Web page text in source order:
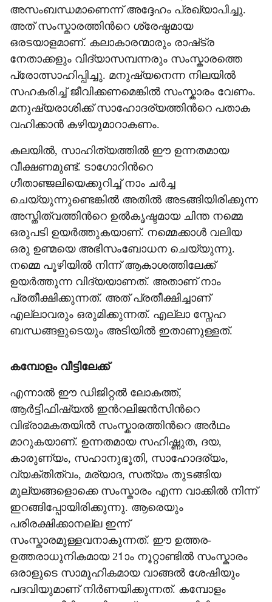
അസംബന്ധമാണെന്ന് അദ്ദേഹം പ്രഖ്യാപിച്ചു.
അത് സംസ്കാരത്തിന്‍റെ ശ്രേഷ്ഠമായ
ഒരടയാളമാണ്. കലാകാരന്മാരും രാഷ്‌ട്ര
നേതാക്കളും വിദ്യാസമ്പന്നരും സംസ്കാരത്തെ
പ്രോത്സാഹിപ്പിച്ചു. മനുഷ്യനെന്ന നിലയിൽ
സഹകരിച്ച് ജീവിക്കണമെങ്കിൽ സംസ്കാരം വേണം.
മനുഷ്യരാശിക്ക് സാഹോദര്യത്തിന്‍റെ പതാക
വഹിക്കാൻ കഴിയുമാറാകണം.
കലയിൽ, സാഹിത്യത്തിൽ ഈ ഉന്നതമായ
വീക്ഷണമുണ്ട്. ടാഗോറിന്‍റെ
ഗീതാഞ്ജലിയെക്കുറിച്ച് നാം ചർച്ച
ചെയ്യുന്നുണ്ടെങ്കിൽ അതിൽ അടങ്ങിയിരിക്കുന്ന
അസ്തിത്വത്തിന്‍റെ ഉൽകൃഷ്ടമായ ചിന്ത നമ്മെ
ഒരുപടി ഉയർത്തുകയാണ്. നമ്മെക്കാൾ വലിയ
ഒരു ഉണ്മയെ അഭിസംബോധന ചെയ്യുന്നു.
നമ്മെ പൂഴിയിൽ നിന്ന് ആകാശത്തിലേക്ക്
ഉയർത്തുന്ന വിദ്യയാണത്. അതാണ് നാം
പ്രതീക്ഷിക്കുന്നത്. അത് പ്രതീക്ഷിച്ചാണ്
എല്ലാവരും ഒരുമിക്കുന്നത്. എല്ലാ സ്നേഹ
ബന്ധങ്ങളുടെയും അടിയിൽ ഇതാണുള്ളത്.
കമ്പോളം വീട്ടിലേക്ക്
എന്നാൽ ഈ ഡിജിറ്റൽ ലോകത്ത്,
ആർട്ടിഫിഷ്യൽ ഇന്‍റലിജൻസിന്‍റെ
വിഭ്രാമകതയിൽ സംസ്കാരത്തിന്‍റെ അർഥം
മാറുകയാണ്. ഉന്നതമായ സഹിഷ്ണുത, ദയ,
കാരുണ്യം, സഹാനുഭൂതി, സാഹോദര്യം,
വ്യക്തിത്വം, മര്യാദ, സത്യം തുടങ്ങിയ
മൂല്യങ്ങളൊക്കെ സംസ്കാരം എന്ന വാക്കിൽ നിന്ന്
ഇറങ്ങിപ്പോയിരിക്കുന്നു. ആരെയും
പരിരക്ഷിക്കാനല്ല ഇന്ന്
സംസ്കാരമുള്ളവനാകുന്നത്. ഈ ഉത്തര-
ഉത്തരാധുനികമായ 21ാം നൂറ്റാണ്ടിൽ സംസ്കാരം
ഒരാളുടെ സാമൂഹികമായ വാങ്ങൽ ശേഷിയും
പദവിയുമാണ് നിർണയിക്കുന്നത്. കമ്പോളം